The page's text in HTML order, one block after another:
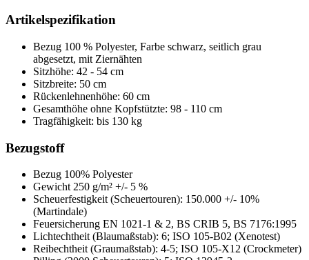
Artikelspezifikation
Bezug 100 % Polyester, Farbe schwarz, seitlich grau
abgesetzt, mit Ziernähten
Sitzhöhe: 42 - 54 cm
Sitzbreite: 50 cm
Rückenlehnenhöhe: 60 cm
Gesamthöhe ohne Kopfstützte: 98 - 110 cm
Tragfähigkeit: bis 130 kg
Bezugstoff
Bezug 100% Polyester
Gewicht 250 g/m² +/- 5 %
Scheuerfestigkeit (Scheuertouren): 150.000 +/- 10%
(Martindale)
Feuersicherung EN 1021-1 & 2, BS CRIB 5, BS 7176:1995
Lichtechtheit (Blaumaßstab): 6; ISO 105-B02 (Xenotest)
Reibechtheit (Graumaßstab): 4-5; ISO 105-X12 (Crockmeter)